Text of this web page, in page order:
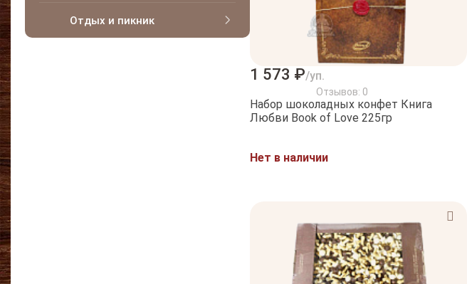
Отдых и пикник
1 573 ₽/уп.
Отзывов: 0
Набор шоколадных конфет Книга
Любви Book of Love 225гр
Нет в наличии